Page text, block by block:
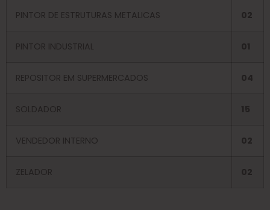
PINTOR DE ESTRUTURAS METALICAS 02
PINTOR INDUSTRIAL 01
REPOSITOR EM SUPERMERCADOS 04
SOLDADOR 15
VENDEDOR INTERNO 02
ZELADOR 02